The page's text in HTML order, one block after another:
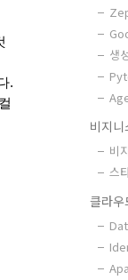
.
생
비지니
비
스
클라